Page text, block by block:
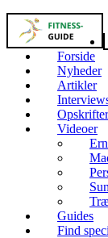
Forside
Nyheder
Artikler
Opskrifter
Videoer
Guides
Find